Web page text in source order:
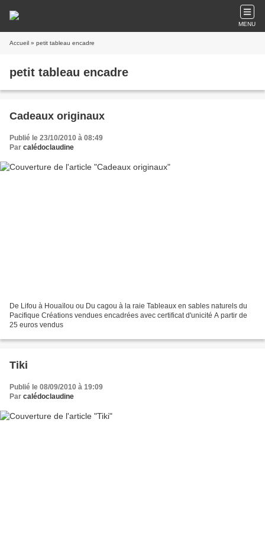
MENU
Accueil » petit tableau encadre
petit tableau encadre
Cadeaux originaux
Publié le 23/10/2010 à 08:49
Par calédoclaudine
De Lifou à Houaïlou ou Du cagou à la raie Tableaux en sables naturels du
Pacifique Créations vendues encadrées avec certificat d'unicité A partir de
25 euros vendus
Tiki
Publié le 08/09/2010 à 19:09
Par calédoclaudine